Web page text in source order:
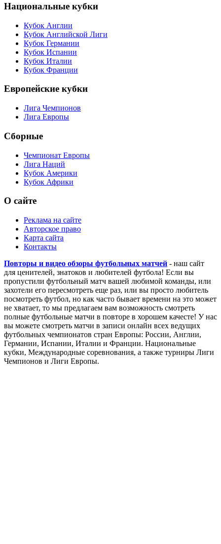
Национальные кубки
Кубок Англии
Кубок Английской Лиги
Кубок Германии
Кубок Испании
Кубок Италии
Кубок Франции
Европейские кубки
Лига Чемпионов
Лига Европы
Сборные
Чемпионат Европы
Лига Наций
Кубок Америки
Кубок Африки
О сайте
Реклама на сайте
Авторское право
Карта сайта
Контакты
Повторы и видео обзоры футбольных матчей - наш сайт
для ценителей, знатоков и любителей футбола! Если вы
пропустили футбольный матч вашей любимой команды, или
захотели его пересмотреть еще раз, или вы просто любитель
посмотреть футбол, но как часто бывает времени на это может
не хватает, то мы предлагаем вам возможность смотреть
полные футбольные матчи в повторе в хорошем качесте! У нас
вы можете смотреть матчи в записи онлайн всех ведущих
футбольных чемпионатов стран Европы: России, Англии,
Германии, Испании, Италии и Франции. Национальные
кубки, Международные соревнования, а также турниры Лиги
Чемпионов и Лиги Европы.